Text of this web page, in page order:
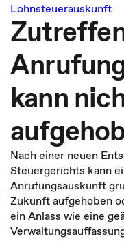
Lohnsteuerauskunft
kann
Nach einer neuen
Steuergerichts kann
Anrufungsauskunft
Zukunft aufgehoben
ein Anlass wie eine